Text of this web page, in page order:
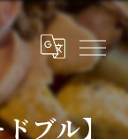
ブル】